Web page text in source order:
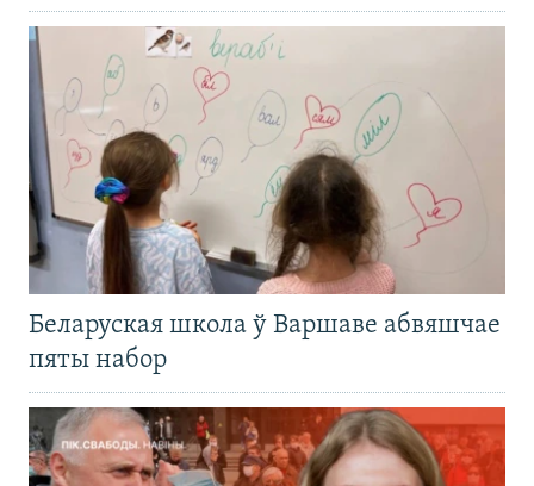
Беларуская школа ў Варшаве абвяшчае
пяты набор